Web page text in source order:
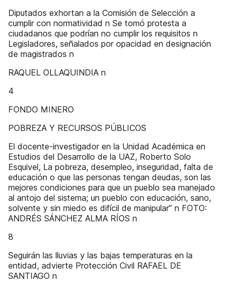
Diputados exhortan a la Comisión de Selección a
cumplir con normatividad n Se tomó protesta a
ciudadanos que podrían no cumplir los requisitos n
Legisladores, señalados por opacidad en designación
de magistrados n
RAQUEL OLLAQUINDIA n
4
FONDO MINERO
POBREZA Y RECURSOS PÚBLICOS
El docente-investigador en la Unidad Académica en
Estudios del Desarrollo de la UAZ, Roberto Solo
Esquivel, La pobreza, desempleo, inseguridad, falta de
educación o que las personas tengan deudas, son las
mejores condiciones para que un pueblo sea manejado
al antojo del sistema; un pueblo con educación, sano,
solvente y sin miedo es difícil de manipular” n FOTO:
ANDRÉS SÁNCHEZ ALMA RÍOS n
8
Seguirán las lluvias y las bajas temperaturas en la
entidad, advierte Protección Civil RAFAEL DE
SANTIAGO n